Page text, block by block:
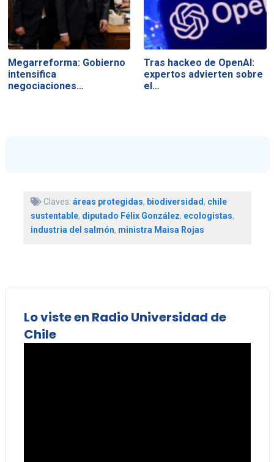
Megarreforma: Gobierno
intensifica
negociaciones…
Tras hackeo de OpenAI:
expertos advierten sobre
el…
Claves: áreas protegidas, biodiversidad, chile
sustentable, diputado Félix González, ecologistas,
industria del salmón, ministra Maisa Rojas
Lo viste en Radio Universidad de
Chile